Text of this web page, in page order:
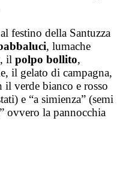
festino della Santuzza
, lumache
il polpo bollito,
il gelato di campagna,
il verde bianco e rosso
e “a simienza” (semi
ovvero la pannocchia